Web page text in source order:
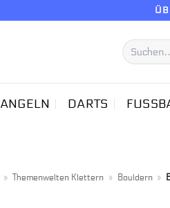
Suchen
nach:
ANGELN DARTS
» Themenwelten Klettern » Bouldern »